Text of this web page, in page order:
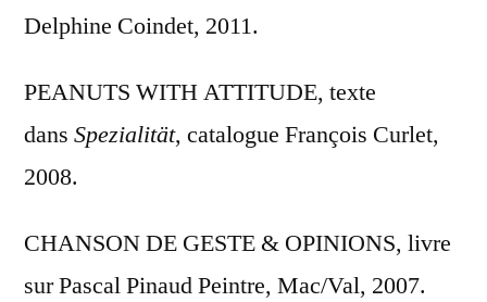
Delphine Coindet, 2011.
PEANUTS WITH ATTITUDE, texte
dans Spezialität, catalogue François Curlet,
2008.
CHANSON DE GESTE & OPINIONS, livre
sur Pascal Pinaud Peintre, Mac/Val, 2007.